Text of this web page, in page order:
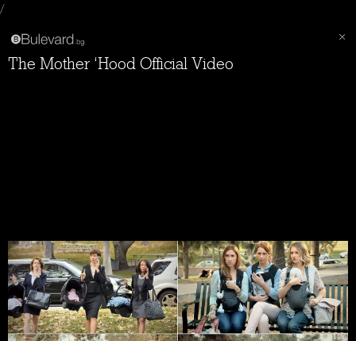
/
The Mother ‘Hood Official Video